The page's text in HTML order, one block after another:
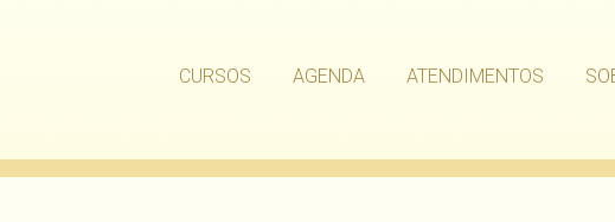
CURSOS AGENDA ATENDIMENTOS